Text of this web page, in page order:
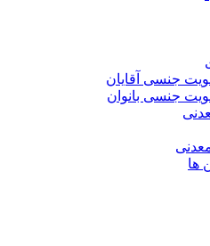
جنسی آقایان
جنسی بانوان
ها